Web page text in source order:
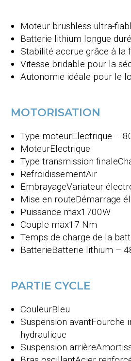
Moteur brushless ultra-
Batterie lithium longue
Stabilité accrue grâce à la
Vitesse bridable pour la
Autonomie idéale pour le
MOTORISATION
Type moteurElectrique –
MoteurElectrique
Type transmission finale
RefroidissementAir
EmbrayageVariateur
Mise en routeDémarrage
Puissance max1700W
Couple max17 Nm
Temps de charge de la
BatterieBatterie lithium –
PARTIE CYCLE
CouleurBleu
Suspension avantFourche
hydraulique
Suspension arrière